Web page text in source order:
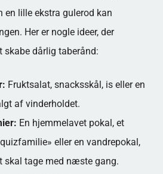
en lille ekstra gulerod kan
Her er nogle ideer, der
skabe dårlig taberånd:
Fruktsalat, snacksskål, is eller en
af vinderholdet.
En hjemmelavet pokal, et
eller en vandrepokal,
skal tage med næste gang.